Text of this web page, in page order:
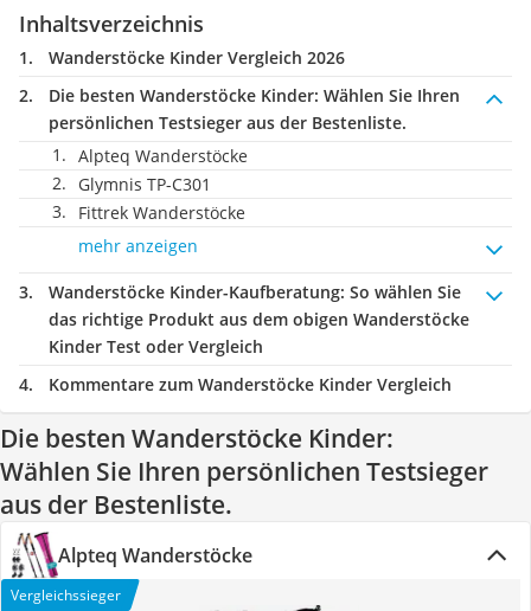
Inhaltsverzeichnis
Wanderstöcke Kinder Vergleich 2026
Die besten Wanderstöcke Kinder: Wählen Sie Ihren
persönlichen Testsieger aus der Bestenliste.
Alpteq Wanderstöcke
Glymnis TP-C301
Fittrek Wanderstöcke
mehr anzeigen
Wanderstöcke Kinder-Kaufberatung: So wählen Sie
das richtige Produkt aus dem obigen Wanderstöcke
Kinder Test oder Vergleich
Kommentare zum Wanderstöcke Kinder Vergleich
Die besten Wanderstöcke Kinder:
Wählen Sie Ihren persönlichen Testsieger
aus der Bestenliste.
Alpteq Wanderstöcke
Vergleichssieger